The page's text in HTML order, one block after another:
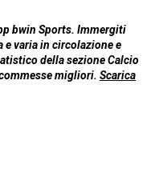
bwin Sports. Immergiti
e varia in circolazione e
della sezione Calcio
migliori. Scarica